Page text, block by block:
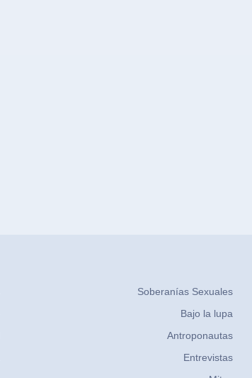
Soberanías Sexuales
Bajo la lupa
Antroponautas
Entrevistas